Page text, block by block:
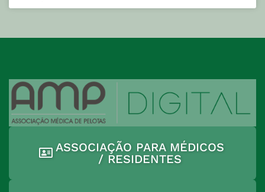
ASSOCIAÇÃO PARA MÉDICOS
/ RESIDENTES